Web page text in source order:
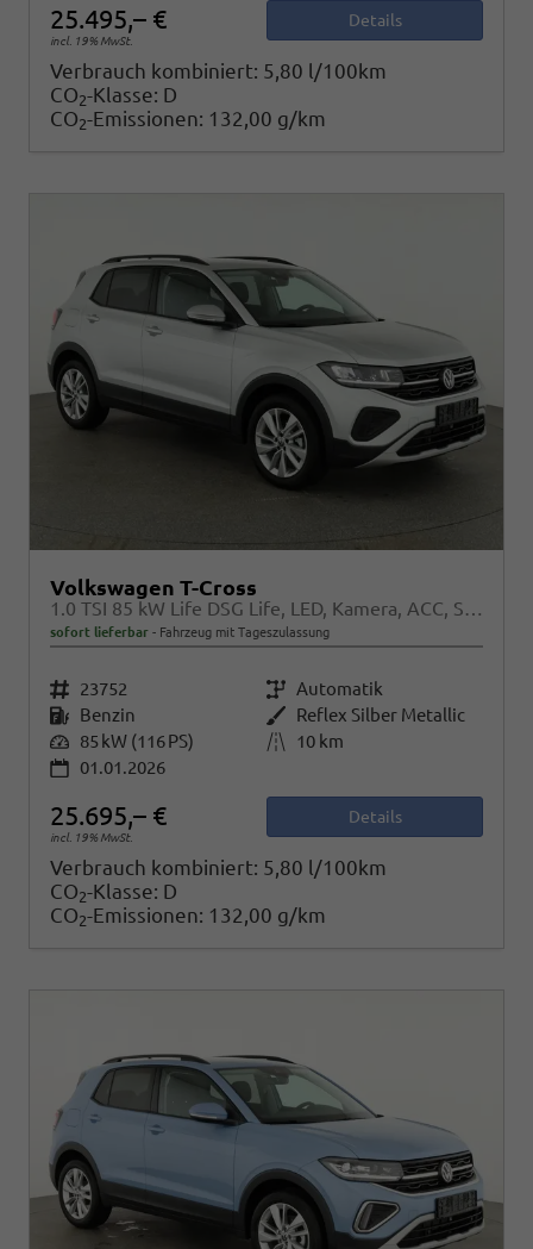
25.495,– €
incl. 19% MwSt.
Details
Verbrauch kombiniert: 5,80 l/100km
CO2-Klasse: D
CO2-Emissionen: 132,00 g/km
Volkswagen T-Cross
1.0 TSI 85 kW Life DSG Life, LED, Kamera, ACC, Side, Winter, 17-Zoll, 3-J. Garantie
sofort lieferbar Fahrzeug mit Tageszulassung
Fahrzeugnr. 23752 Getriebe Automatik
Kraftstoff Benzin Außenfarbe Reflex Silber Metallic
Leistung 85 kW (116 PS) Kilometerstand
10 km
01.01.2026
25.695,– €
incl. 19% MwSt.
Details
Verbrauch kombiniert: 5,80 l/100km
CO2-Klasse: D
CO2-Emissionen: 132,00 g/km